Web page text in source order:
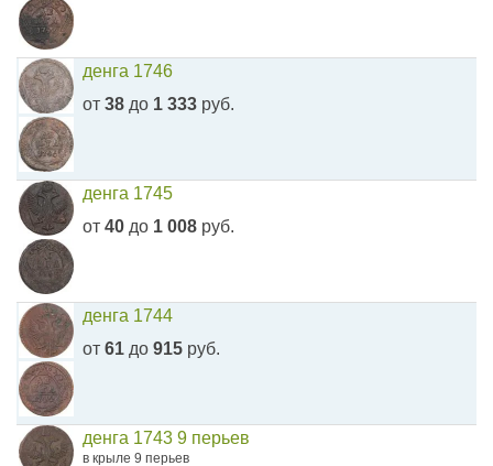
денга 1746
от 38 до 1 333 руб.
денга 1745
от 40 до 1 008 руб.
денга 1744
от 61 до 915 руб.
денга 1743 9 перьев
в крыле 9 перьев